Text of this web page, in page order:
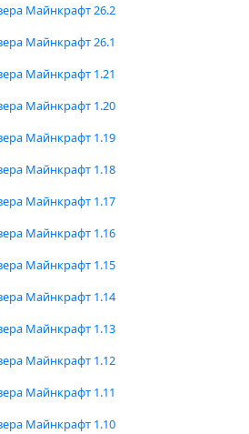
Майнкрафт 26.2
Майнкрафт 26.1
Майнкрафт 1.21
Майнкрафт 1.20
Майнкрафт 1.19
Майнкрафт 1.18
Майнкрафт 1.17
Майнкрафт 1.16
Майнкрафт 1.15
Майнкрафт 1.14
Майнкрафт 1.13
Майнкрафт 1.12
Майнкрафт 1.11
Майнкрафт 1.10